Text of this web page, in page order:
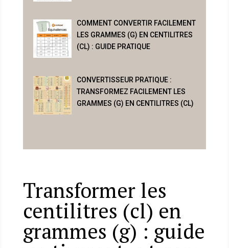
COMMENT CONVERTIR FACILEMENT
LES GRAMMES (G) EN CENTILITRES
(CL) : GUIDE PRATIQUE
CONVERTISSEUR PRATIQUE :
TRANSFORMEZ FACILEMENT LES
GRAMMES (G) EN CENTILITRES (CL)
Transformer les
centilitres (cl) en
grammes (g) : guide